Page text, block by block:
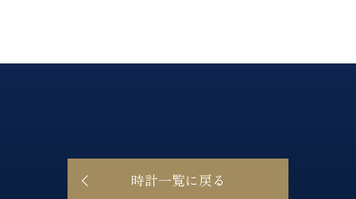
時計一覧に戻る